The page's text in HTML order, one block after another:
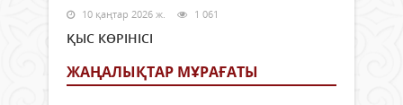
10 қаңтар 2026 ж. 1 061
ҚЫС КӨРІНІСІ
ЖАҢАЛЫҚТАР МҰРАҒАТЫ